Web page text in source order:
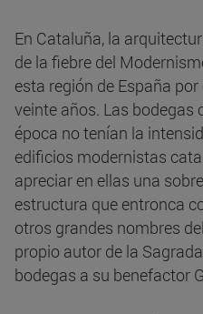
En Cataluña, la
de la fiebre del
esta región de España
veinte años. Las bodegas
época no tenían la
edificios modernistas
apreciar en ellas una
estructura que entronca
otros grandes nombres
propio autor de la
bodegas a su benefactor